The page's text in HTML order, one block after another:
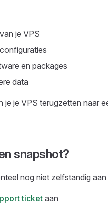
je VPS
en packages
data
je je VPS terugzetten naar
snapshot?
nog niet zelfstandig
ticketaan